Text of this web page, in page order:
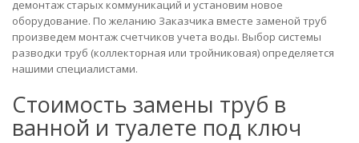
демонтаж старых коммуникаций и установим новое
оборудование. По желанию Заказчика вместе заменой труб
произведем монтаж счетчиков учета воды. Выбор системы
разводки труб (коллекторная или тройниковая) определяется
нашими специалистами.
Стоимость замены труб в
ванной и туалете под ключ